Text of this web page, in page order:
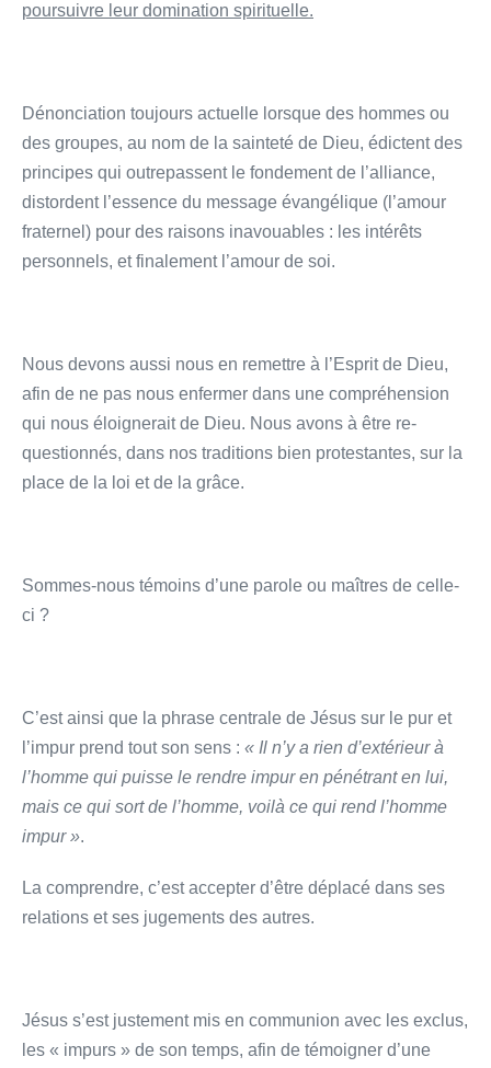
poursuivre leur domination spirituelle.
Dénonciation toujours actuelle lorsque des hommes ou
des groupes, au nom de la sainteté de Dieu, édictent des
principes qui outrepassent le fondement de l’alliance,
distordent l’essence du message évangélique (l’amour
fraternel) pour des raisons inavouables : les intérêts
personnels, et finalement l’amour de soi.
Nous devons aussi nous en remettre à l’Esprit de Dieu,
afin de ne pas nous enfermer dans une compréhension
qui nous éloignerait de Dieu. Nous avons à être re-
questionnés, dans nos traditions bien protestantes, sur la
place de la loi et de la grâce.
Sommes-nous témoins d’une parole ou maîtres de celle-
ci ?
C’est ainsi que la phrase centrale de Jésus sur le pur et
l’impur prend tout son sens : « Il n’y a rien d’extérieur à
l’homme qui puisse le rendre impur en pénétrant en lui,
mais ce qui sort de l’homme, voilà ce qui rend l’homme
impur ».
La comprendre, c’est accepter d’être déplacé dans ses
relations et ses jugements des autres.
Jésus s’est justement mis en communion avec les exclus,
les « impurs » de son temps, afin de témoigner d’une